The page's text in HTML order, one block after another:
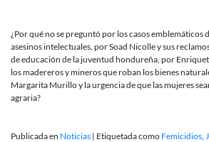
¿Por qué no se preguntó por los casos emblemáticos
asesinos intelectuales, por Soad Nicolle y sus
de educación de la juventud hondureña, por
los madereros y mineros que roban los bienes
Margarita Murillo y la urgencia de que las mujeres
agraria?
Publicada en Noticias | Etiquetada como Femicidios